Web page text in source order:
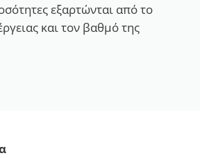
εξαρτώνται από το
και τον βαθμό της